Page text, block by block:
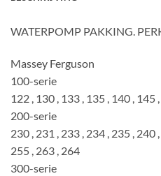
WATERPOMP PAKKING.
Massey Ferguson
100-serie
122 , 130 , 133 , 135 , 140 , 145
200-serie
230 , 231 , 233 , 234 , 235 , 240
255 , 263 , 264
300-serie